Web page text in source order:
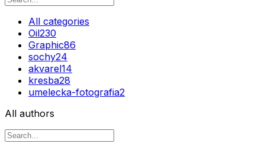
All categories
Oil230
Graphic86
sochy24
akvarel14
kresba28
umelecka-fotografia2
All authors